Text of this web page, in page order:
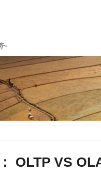
~
OLTP VS